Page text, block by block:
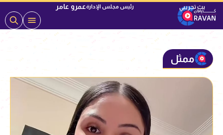
رئيس مجلس الإدارةعمرو عامر
ممثل